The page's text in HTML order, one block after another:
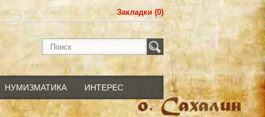
Закладки (0)
НУМИЗМАТИКА ИНТЕРЕС